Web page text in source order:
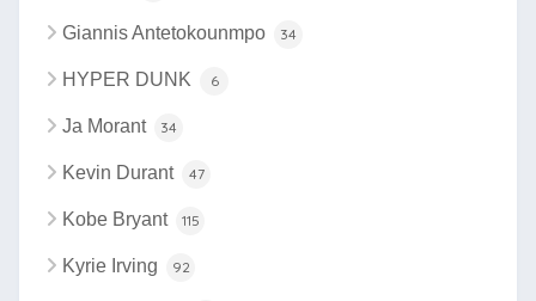
Giannis Antetokounmpo 34
HYPER DUNK 6
Ja Morant 34
Kevin Durant 47
Kobe Bryant 115
Kyrie Irving 92